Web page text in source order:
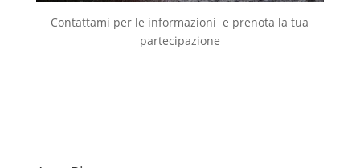
Contattami per le informazioni e prenota la tua
partecipazione